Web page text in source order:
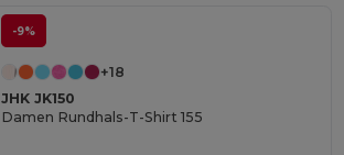
-9%
+18
JHK JK150
Damen Rundhals-T-Shirt 155